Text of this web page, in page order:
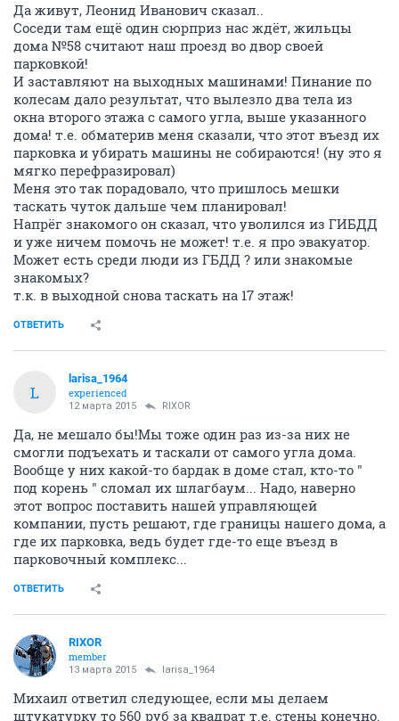
Да живут, Леонид Иванович сказал..
Соседи там ещё один сюрприз нас ждёт, жильцы
дома №58 считают наш проезд во двор своей
парковкой!
И заставляют на выходных машинами! Пинание по
колесам дало результат, что вылезло два тела из
окна второго этажа с самого угла, выше указанного
дома! т.е. обматерив меня сказали, что этот въезд их
парковка и убирать машины не собираются! (ну это я
мягко перефразировал)
Меня это так порадовало, что пришлось мешки
таскать чуток дальше чем планировал!
Напрёг знакомого он сказал, что уволился из ГИБДД
и уже ничем помочь не может! т.е. я про эвакуатор.
Может есть среди люди из ГБДД ? или знакомые
знакомых?
т.к. в выходной снова таскать на 17 этаж!
ОТВЕТИТЬ
L
larisa_1964
experienced
12 марта 2015 RIXOR
Да, не мешало бы!Мы тоже один раз из-за них не
смогли подъехать и таскали от самого угла дома.
Вообще у них какой-то бардак в доме стал, кто-то "
под корень " сломал их шлагбаум... Надо, наверно
этот вопрос поставить нашей управляющей
компании, пусть решают, где границы нашего дома, а
где их парковка, ведь будет где-то еще въезд в
парковочный комплекс...
ОТВЕТИТЬ
RIXOR
member
13 марта 2015 larisa_1964
Михаил ответил следующее, если мы делаем
штукатурку то 560 руб за квадрат т.е. стены конечно.